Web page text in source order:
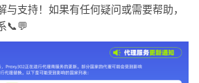
与支持！如果有任何疑问或需要帮助，
📞💬